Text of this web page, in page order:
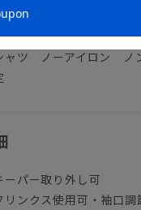
ャツ ノーアイロン ノ
ーパー取り外し可
リンクス使用可・袖口調